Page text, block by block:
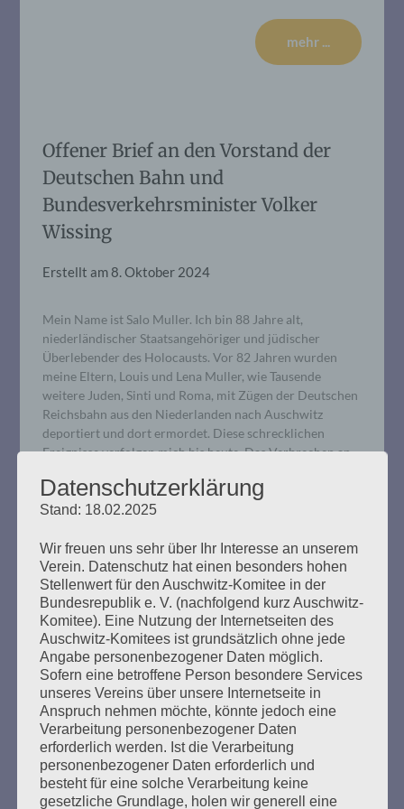
mehr ...
Offener Brief an den Vorstand der
Deutschen Bahn und
Bundesverkehrsminister Volker
Wissing
Erstellt am8. Oktober 2024
Mein Name ist Salo Muller. Ich bin 88 Jahre alt,
niederländischer Staatsangehöriger und jüdischer
Überlebender des Holocausts. Vor 82 Jahren wurden
meine Eltern, Louis und Lena Muller, wie Tausende
weitere Juden, Sinti und Roma, mit Zügen der Deutschen
Reichsbahn aus den Niederlanden nach Auschwitz
deportiert und dort ermordet. Diese schrecklichen
Ereignisse verfolgen mich bis heute. Das Verbrechen an
Wir trauern um Ilse Jacob (1942 –
2024)
Erstellt am20. Februar 2024
Ilse hat wichtige Spuren hinterlassen. Wir danken ihr für
ihr unermüdliches kämpferisches, antifaschistisches
Engagement und trauern mit ihrer Familie. Wir werden
sie sehr vermissen.
Datenschutzerklärung
Stand: 18.02.2025
Wir freuen uns sehr über Ihr Interesse an unserem
Verein. Datenschutz hat einen besonders hohen
Stellenwert für den Auschwitz-Komitee in der
Bundesrepublik e. V. (nachfolgend kurz Auschwitz-
Komitee). Eine Nutzung der Internetseiten des
Auschwitz-Komitees ist grundsätzlich ohne jede
Angabe personenbezogener Daten möglich.
Sofern eine betroffene Person besondere Services
unseres Vereins über unsere Internetseite in
Anspruch nehmen möchte, könnte jedoch eine
Verarbeitung personenbezogener Daten
erforderlich werden. Ist die Verarbeitung
personenbezogener Daten erforderlich und
besteht für eine solche Verarbeitung keine
gesetzliche Grundlage, holen wir generell eine